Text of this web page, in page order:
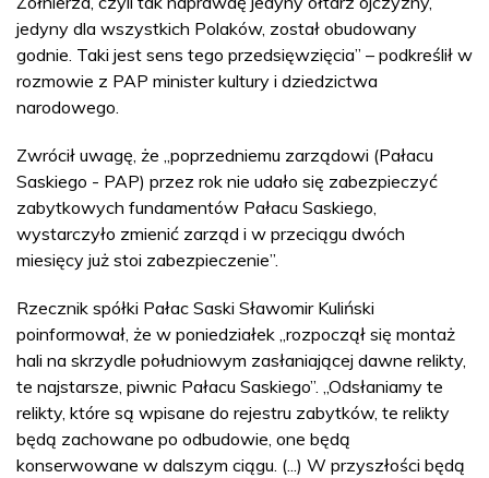
jedyny dla wszystkich Polaków, został obudowany
godnie. Taki jest sens tego przedsięwzięcia” – podkreślił w
rozmowie z PAP minister kultury i dziedzictwa
narodowego.
Zwrócił uwagę, że „poprzedniemu zarządowi (Pałacu
Saskiego - PAP) przez rok nie udało się zabezpieczyć
zabytkowych fundamentów Pałacu Saskiego,
wystarczyło zmienić zarząd i w przeciągu dwóch
miesięcy już stoi zabezpieczenie”.
Rzecznik spółki Pałac Saski Sławomir Kuliński
poinformował, że w poniedziałek „rozpoczął się montaż
hali na skrzydle południowym zasłaniającej dawne relikty,
te najstarsze, piwnic Pałacu Saskiego”. „Odsłaniamy te
relikty, które są wpisane do rejestru zabytków, te relikty
będą zachowane po odbudowie, one będą
konserwowane w dalszym ciągu. (...) W przyszłości będą